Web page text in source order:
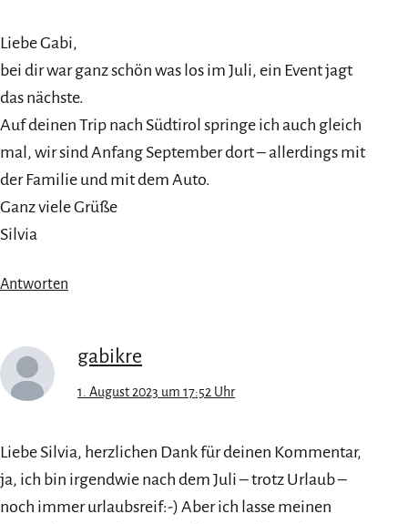
Liebe Gabi,
bei dir war ganz schön was los im Juli, ein Event jagt
das nächste.
Auf deinen Trip nach Südtirol springe ich auch gleich
mal, wir sind Anfang September dort – allerdings mit
der Familie und mit dem Auto.
Ganz viele Grüße
Silvia
Antworten
gabikre
1. August 2023 um 17:52 Uhr
Liebe Silvia, herzlichen Dank für deinen Kommentar,
ja, ich bin irgendwie nach dem Juli – trotz Urlaub –
noch immer urlaubsreif:-) Aber ich lasse meinen